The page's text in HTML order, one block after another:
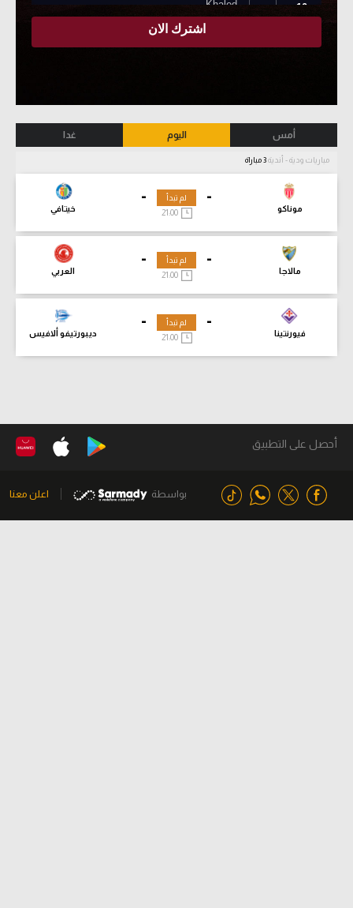
أمس اليوم غدا
مباريات ودية - أندية
-
موناكو
-
خيتافي
لم تبدأ
21:00
-
مالاجا
-
العربي
لم تبدأ
21:00
-
فيورنتينا
-
ديبورتيفو ألافيس
لم تبدأ
21:00
أحصل على التطبيق
بواسطة اعلن معنا